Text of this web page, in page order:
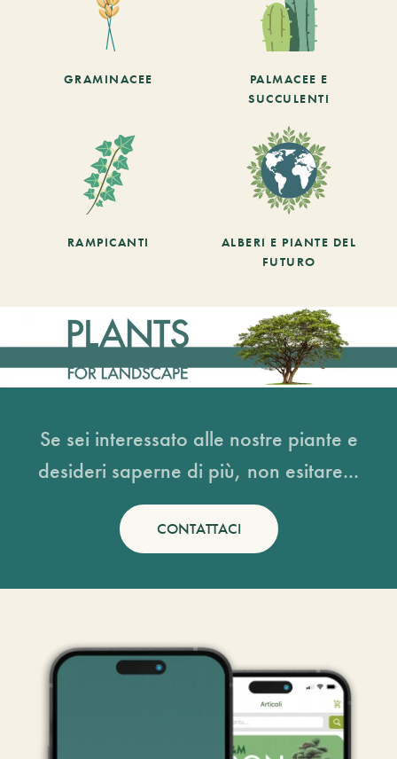
GRAMINACEE
PALMACEE E
SUCCULENTI
RAMPICANTI
ALBERI E PIANTE DEL
FUTURO
Se sei interessato alle nostre piante e
desideri saperne di più, non esitare...
CONTATTACI